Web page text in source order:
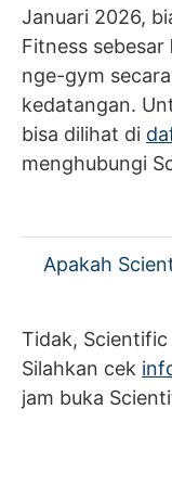
Januari 2026,
Fitness sebesar
nge-gym
kedatangan.
bisa dilihat di
menghubungi
Apakah
Tidak,
Silahkan cek
jam buka